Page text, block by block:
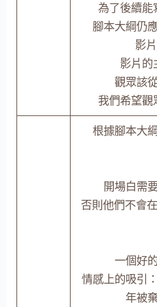
為了後續能
腳本大綱仍
影
影片的
觀眾該
我們希望觀
根據腳本大
開場白需
否則他們不會
一個好
情感上的吸引
年被